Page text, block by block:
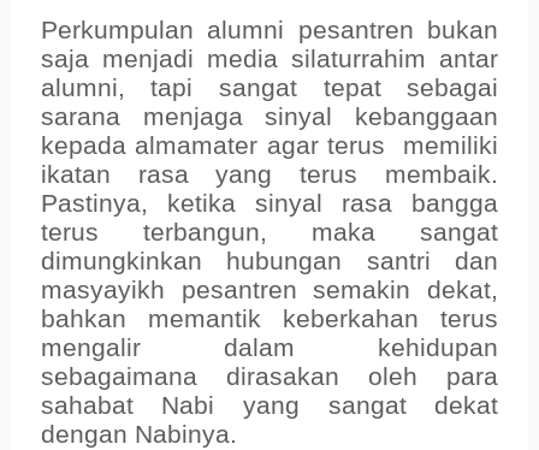
Perkumpulan alumni pesantren bukan
saja menjadi media silaturrahim antar
alumni, tapi sangat tepat sebagai
sarana menjaga sinyal kebanggaan
kepada almamater agar terus memiliki
ikatan rasa yang terus membaik.
Pastinya, ketika sinyal rasa bangga
terus terbangun, maka sangat
dimungkinkan hubungan santri dan
masyayikh pesantren semakin dekat,
bahkan memantik keberkahan terus
mengalir dalam kehidupan
sebagaimana dirasakan oleh para
sahabat Nabi yang sangat dekat
dengan Nabinya.